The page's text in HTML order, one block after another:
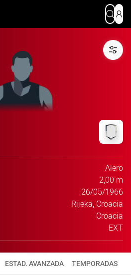
Alero
2,00 m
26/05/1966
Rijeka, Croacia
Croacia
EXT
ESTAD. AVANZADA TEMPORADAS